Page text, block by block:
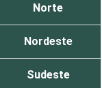
Norte
Nordeste
Sudeste